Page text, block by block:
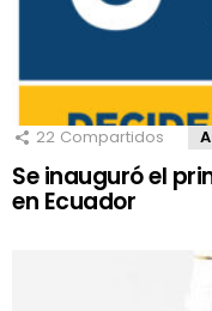
22 Compartidos
Se inauguró el
en Ecuador